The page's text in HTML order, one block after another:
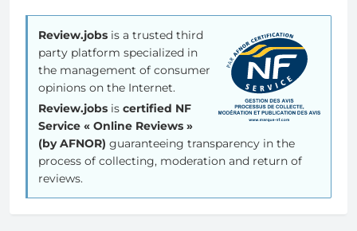
Review.jobs is a trusted third
party platform specialized in
the management of consumer
opinions on the Internet.
Review.jobs is certified NF
Service « Online Reviews »
(by AFNOR) guaranteeing transparency in the
process of collecting, moderation and return of
reviews.